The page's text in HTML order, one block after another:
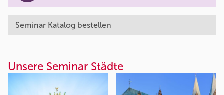
Seminar Katalog bestellen
Unsere Seminar Städte